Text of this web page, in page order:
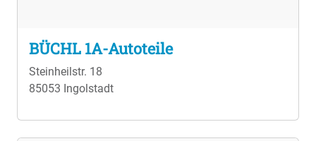
BÜCHL 1A-Autoteile
Steinheilstr. 18
85053 Ingolstadt